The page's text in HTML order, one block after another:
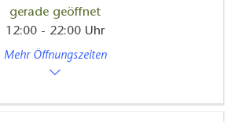
nach Berlin-Alexanderplatz. Die
Marzahn beträgt 3,7 km.
gerade geöffnet
12:00 - 22:00 Uhr
Mehr Öffnungszeiten